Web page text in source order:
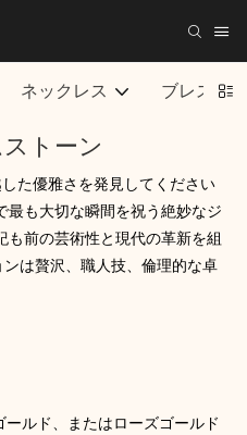
ネックレス ブレスレ
トーン
た優雅さを発見してください
最も大切な瞬間を祝う絶妙なジ
も前の芸術性と現代の革新を組
は贅沢、職人技、倫理的な卓
ルド、またはローズゴールド